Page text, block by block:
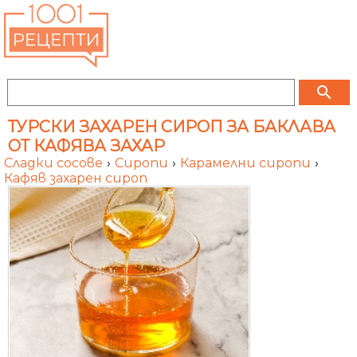
search
ТУРСКИ ЗАХАРЕН СИРОП ЗА БАКЛАВА
ОТ КАФЯВА ЗАХАР
Сладки сосове › Сиропи › Карамелни сиропи ›
Кафяв захарен сироп